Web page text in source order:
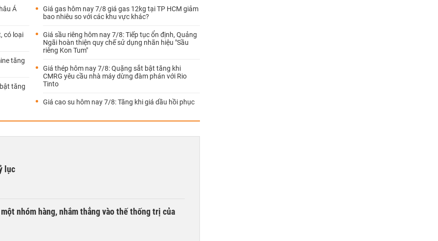
Á
có loại
tăng
tăng
Giá gas hôm nay 7/8 giá gas 12kg tại TP HCM giảm
bao nhiêu so với các khu vực khác?
Giá sầu riêng hôm nay 7/8: Tiếp tục ổn định, Quảng
Ngãi hoàn thiện quy chế sử dụng nhãn hiệu "Sầu
riêng Kon Tum"
Giá thép hôm nay 7/8: Quặng sắt bật tăng khi
CMRG yêu cầu nhà máy dừng đàm phán với Rio
Tinto
Giá cao su hôm nay 7/8: Tăng khi giá dầu hồi phục
lục
nhóm hàng, nhắm thẳng vào thế thống trị của